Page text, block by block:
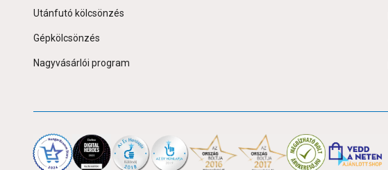
Utánfutó kölcsönzés
Gépkölcsönzés
Nagyvásárlói program